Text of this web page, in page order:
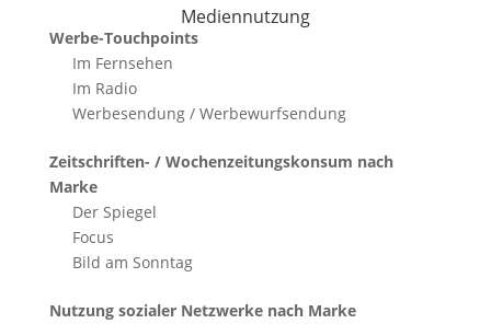
Mediennutzung
Werbe-Touchpoints
Im Fernsehen
Im Radio
Werbesendung / Werbewurfsendung
Zeitschriften- / Wochenzeitungskonsum nach
Marke
Der Spiegel
Focus
Bild am Sonntag
Nutzung sozialer Netzwerke nach Marke